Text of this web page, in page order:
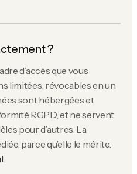
?
d’accès que vous
limitées, révocables en un
sont hébergées et
RGPD, et ne servent
pour d’autres. La
parce qu’elle le mérite.